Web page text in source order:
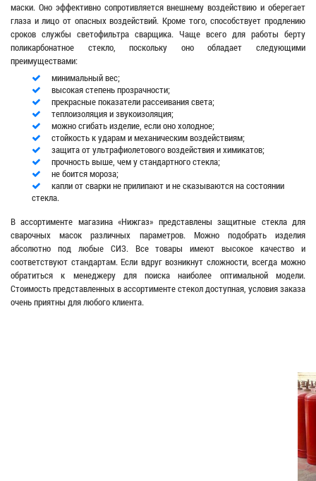
маски. Оно эффективно сопротивляется внешнему воздействию и оберегает
глаза и лицо от опасных воздействий. Кроме того, способствует продлению
сроков службы светофильтра сварщика. Чаще всего для работы берту
поликарбонатное стекло, поскольку оно обладает следующими
преимуществами:
минимальный вес;
высокая степень прозрачности;
прекрасные показатели рассеивания света;
теплоизоляция и звукоизоляция;
можно сгибать изделие, если оно холодное;
стойкость к ударам и механическим воздействиям;
защита от ультрафиолетового воздействия и химикатов;
прочность выше, чем у стандартного стекла;
не боится мороза;
капли от сварки не прилипают и не сказываются на состоянии
стекла.
В ассортименте магазина «Нижгаз» представлены защитные стекла для
сварочных масок различных параметров. Можно подобрать изделия
абсолютно под любые СИЗ. Все товары имеют высокое качество и
соответствуют стандартам. Если вдруг возникнут сложности, всегда можно
обратиться к менеджеру для поиска наиболее оптимальной модели.
Стоимость представленных в ассортименте стекол доступная, условия заказа
очень приятны для любого клиента.